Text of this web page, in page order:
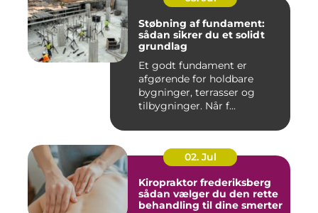
Støbning af fundament:
sådan sikrer du et solidt
grundlag
Et godt fundament er
afgørende for holdbare
bygninger, terrasser og
tilbygninger. Når f...
02. Jul
Kiropraktor frederiksberg
sådan vælger du den rette
behandling til dine smerter